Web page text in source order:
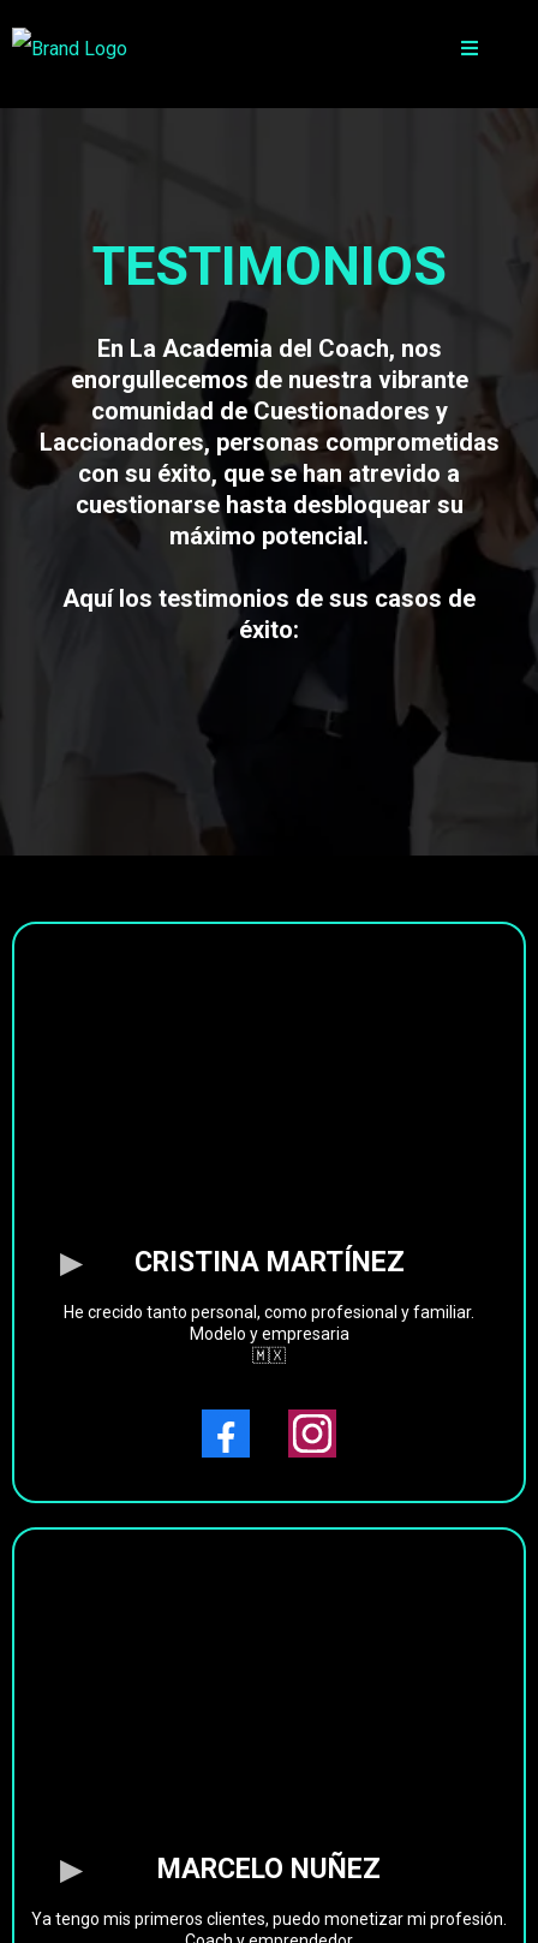
TESTIMONIOS
En La Academia del Coach, nos
enorgullecemos de nuestra vibrante
comunidad de Cuestionadores y
Laccionadores, personas comprometidas
con su éxito, que se han atrevido a
cuestionarse hasta desbloquear su
máximo potencial.
Aquí los testimonios de sus casos de
éxito:
CRISTINA MARTÍNEZ
He crecido tanto personal, como profesional y familiar.
Modelo y empresaria
🇲🇽
MARCELO NUÑEZ
Ya tengo mis primeros clientes, puedo monetizar mi profesión.